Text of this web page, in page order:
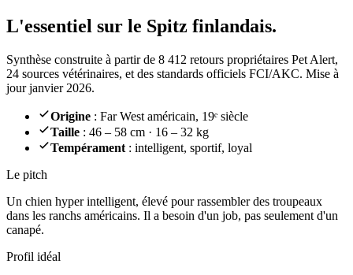
L'essentiel sur le Spitz finlandais.
Synthèse construite à partir de 8 412 retours propriétaires Pet Alert,
24 sources vétérinaires, et des standards officiels FCI/AKC. Mise à
jour janvier 2026.
Origine : Far West américain, 19ᵉ siècle
Taille : 46 – 58 cm · 16 – 32 kg
Tempérament : intelligent, sportif, loyal
Le pitch
Un chien hyper intelligent, élevé pour rassembler des troupeaux
dans les ranchs américains. Il a besoin d'un job, pas seulement d'un
canapé.
Profil idéal